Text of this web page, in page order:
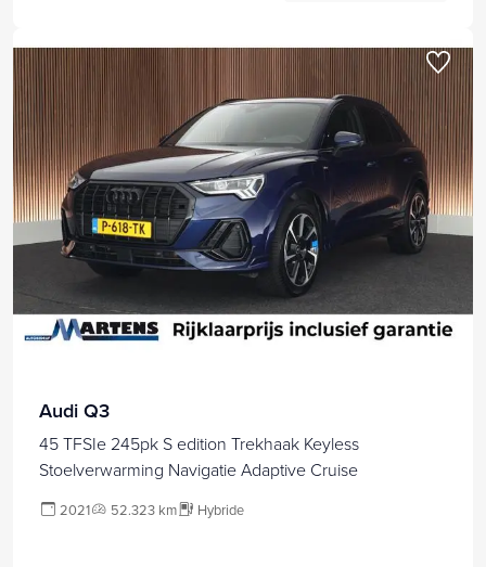
Audi Q3
45 TFSIe 245pk S edition Trekhaak Keyless
Stoelverwarming Navigatie Adaptive Cruise
2021 52.323 km Hybride